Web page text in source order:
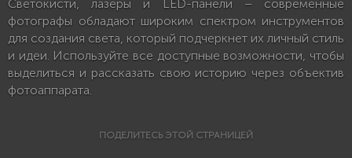
Светокисти, лазеры и LED-панели – современные
фотографы обладают широким спектром инструментов
для создания света, который подчеркнет их личный стиль
и идеи. Используйте все доступные возможности, чтобы
выделиться и рассказать свою историю через объектив
фотоаппарата.
ПОДЕЛИТЕСЬ ЭТОЙ СТРАНИЦЕЙ